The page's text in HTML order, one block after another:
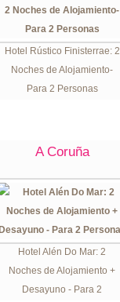
Hotel Rústico Finisterrae: 2
Noches de Alojamiento-
Para 2 Personas
A Coruña
Hotel Alén Do Mar: 2
Noches de Alojamiento +
Desayuno - Para 2